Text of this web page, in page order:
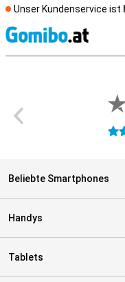
Unser Kundenservice ist
4.9
Beliebte Smartphones
Handys
Tablets